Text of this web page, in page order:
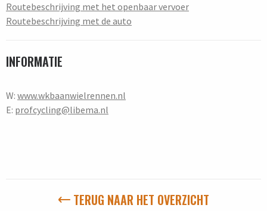
Routebeschrijving met het openbaar vervoer
Routebeschrijving met de auto
INFORMATIE
W: www.wkbaanwielrennen.nl
E: profcycling@libema.nl
TERUG NAAR HET OVERZICHT